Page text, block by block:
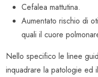
Cefalea mattutina.
Aumentato rischio di
quali il cuore
Nello specifico le linee
inquadrare la patologie ed